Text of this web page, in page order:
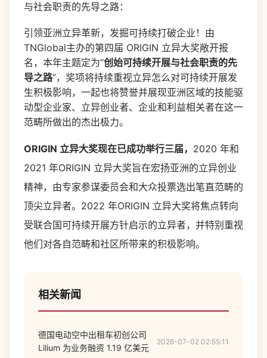
与社会职责的先导之路：
引领亚洲立异革新，发掘可持续打破企业！由
TNGlobal主办的第四届 ORIGIN 立异大奖敞开报
名，本年主题定为“创始可持续开展与社会职责的先
导之路”，奖项将持续重视立异怎么对可持续开展发
生积极影响，一起也将赞誉并展现亚洲区域的技能驱
动型企业家、立异创业者、企业和利益相关者在这一
范畴所做出的杰出极力。
ORIGIN 立异大奖现在已成功举行三届， 2020 年和
2021 年ORIGIN 立异大奖旨在宏扬亚洲的立异创业
精神，由专家参谋委员会和大众投票选出笔直范畴的
顶尖立异者。 2022 年ORIGIN 立异大奖将焦点转向
受联合国可持续开展方针启示的立异者，并特别重视
他们对各自范畴和社区所带来的积极影响。
相关新闻
德国电动空中出租车初创公司
Lilium 为业务融资 1.19 亿美元
2026-07-02 02:55:11